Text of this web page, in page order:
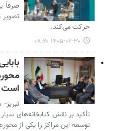
صرفاً
تصویر
حرکت می‌کند.
۱۴۰۵-۰۲-۳۰ ۰۸:۲۰
است
تأکید بر نقش کتابخانه‌های
توسعه این مراکز را یکی از